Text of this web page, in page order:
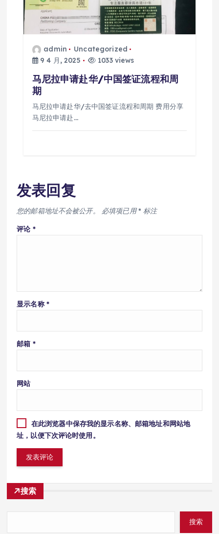
admin
Uncategorized
9 4 月, 2025
1033 views
马尼拉申请赴华/中国签证流程和周
期
马尼拉申请赴华/去中国签证流程和周期 费用分享
马尼拉申请赴…
发表回复
您的邮箱地址不会被公开。 必填项已用* 标注
评论 *
显示名称 *
邮箱 *
网站
在此浏览器中保存我的显示名称、邮箱地址和网站地
址，以便下次评论时使用。
搜索
搜索